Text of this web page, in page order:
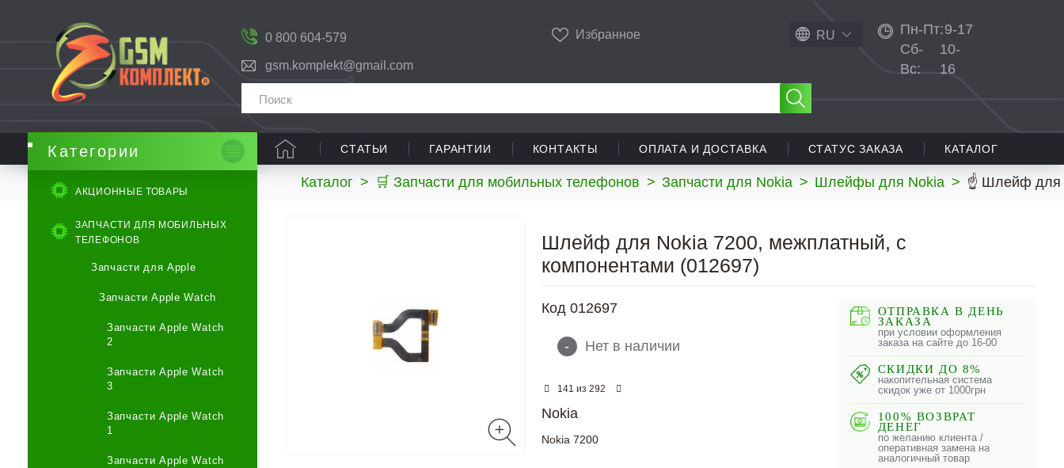
0 800 604-579
gsm.komplekt@gmail.com
Избранное RU Пн-Пт:9-17
Сб-
Вс:
10-
16
СТАТЬИ ГАРАНТИИ КОНТАКТЫ ОПЛАТА И ДОСТАВКА СТАТУС ЗАКАЗА КАТАЛОГ
Каталог > 🛒 Запчасти для мобильных телефонов > Запчасти для Nokia > Шлейфы для Nokia > ☝ Шлейф для
Категории
АКЦИОННЫЕ ТОВАРЫ
ЗАПЧАСТИ ДЛЯ МОБИЛЬНЫХ
ТЕЛЕФОНОВ
Запчасти для Apple
Запчасти Apple Watch
Запчасти Apple Watch
2
Запчасти Apple Watch
3
Запчасти Apple Watch
1
Запчасти Apple Watch
Шлейф для Nokia 7200, межплатный, с
компонентами (012697)
Код 012697
- Нет в наличии
141 из 292
Nokia
Nokia 7200
ОТПРАВКА В ДЕНЬ
ЗАКАЗА
при условии оформления
заказа на сайте до 16-00
СКИДКИ ДО 8%
накопительная система
скидок уже от 1000грн
100% ВОЗВРАТ
ДЕНЕГ
по желанию клиента /
оперативная замена на
аналогичный товар